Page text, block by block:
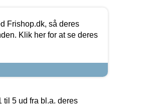
Frishop.dk, så deres
Klik her for at se deres
5 ud fra bl.a. deres